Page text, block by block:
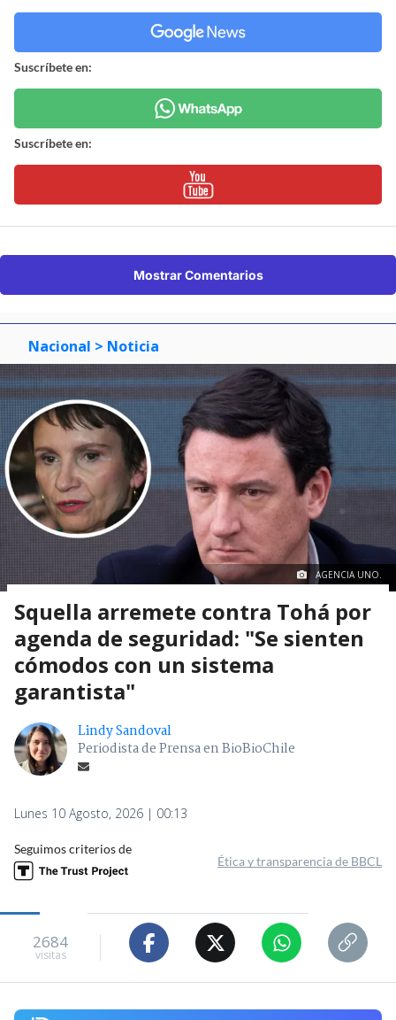
Suscríbete en:
Suscríbete en:
Mostrar Comentarios
Nacional > Noticia
AGENCIA UNO.
Squella arremete contra Tohá por
agenda de seguridad: "Se sienten
cómodos con un sistema
garantista"
Lindy Sandoval
Periodista de Prensa en BioBioChile
Lunes 10 Agosto, 2026 | 00:13
Seguimos criterios de
Ética y transparencia de BBCL
2684
visitas